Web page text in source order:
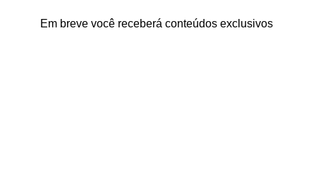
Em breve você receberá conteúdos exclusivos